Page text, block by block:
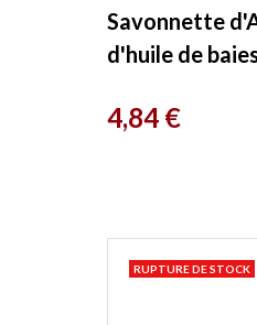
Savonnette
d'huile de
Prix
4,84 €
RUPTURE DE STOCK